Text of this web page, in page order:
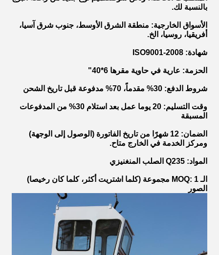
بالنسبة لك.
الأسواق الخارجية: منطقة الشرق الأوسط، جنوب شرق آسيا،
أفريقيا، روسيا، الخ.
شهادة: ISO9001-2008
الحزمة: عارية في حاوية مقرها 6*40"
شروط الدفع: 30% مقدماً، 70% مدفوعة قبل تاريخ الشحن
وقت التسليم
: 20 يوما عمل بعد استلام 30% من المدفوعات
المسبقة
الضمان
: 12 شهرًا من تاريخ الفاتورة (الوصول إلى الوجهة)
ومركز الخدمة في الخارج متاح.
المواد: Q235 الصلب المنغنيزي
الـ MOQ: 1 مجموعة (كلما اشتريت أكثر، كلما كان رخيصا)
الصور